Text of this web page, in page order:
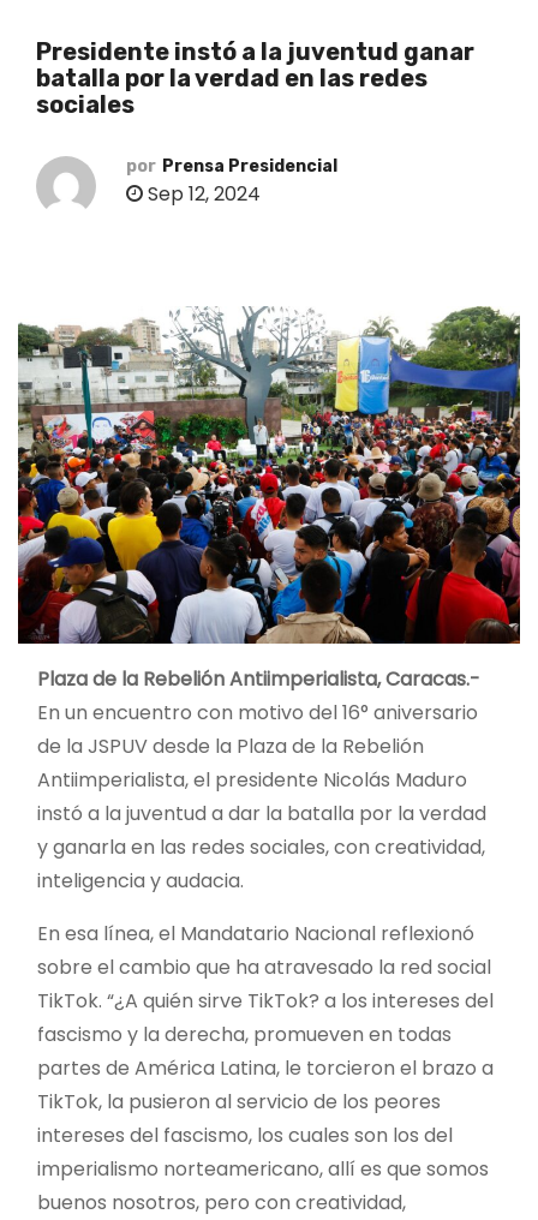
Presidente instó a la juventud ganar
batalla por la verdad en las redes
sociales
por Prensa Presidencial
Sep 12, 2024
Plaza de la Rebelión Antiimperialista, Caracas.-
En un encuentro con motivo del 16° aniversario
de la JSPUV desde la Plaza de la Rebelión
Antiimperialista, el presidente Nicolás Maduro
instó a la juventud a dar la batalla por la verdad
y ganarla en las redes sociales, con creatividad,
inteligencia y audacia.
En esa línea, el Mandatario Nacional reflexionó
sobre el cambio que ha atravesado la red social
TikTok. “¿A quién sirve TikTok? a los intereses del
fascismo y la derecha, promueven en todas
partes de América Latina, le torcieron el brazo a
TikTok, la pusieron al servicio de los peores
intereses del fascismo, los cuales son los del
imperialismo norteamericano, allí es que somos
buenos nosotros, pero con creatividad,